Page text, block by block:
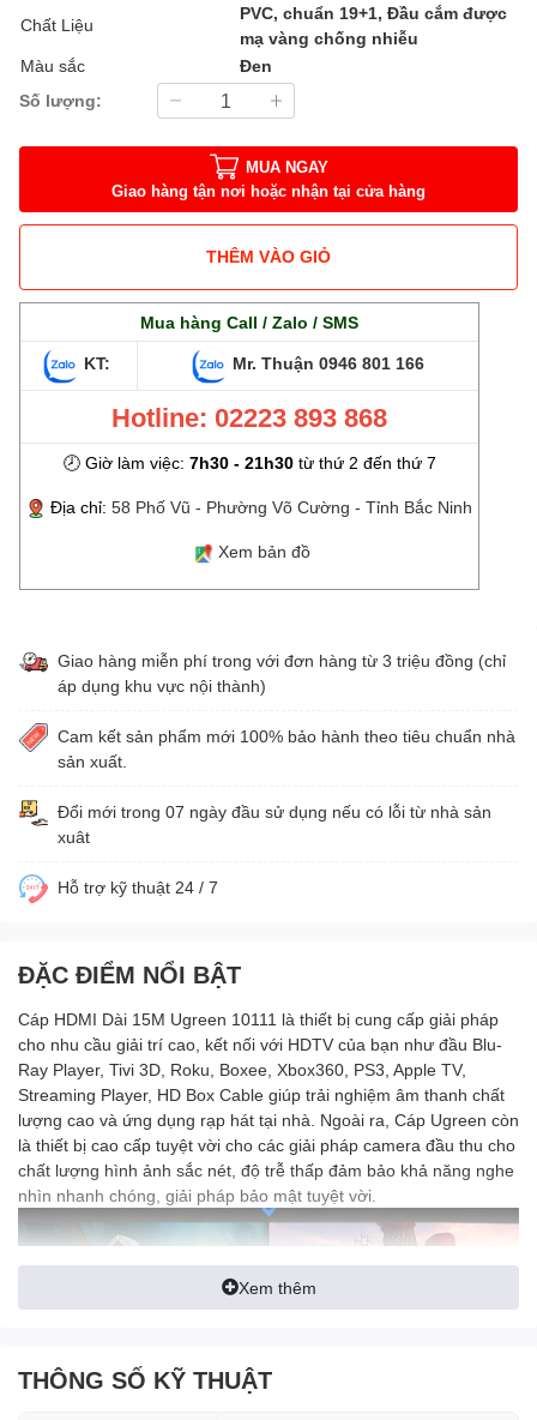
Chất Liệu
PVC, chuẩn 19+1, Đầu cắm được
mạ vàng chống nhiễu
Màu sắc
Đen
Số lượng:
MUA NGAY
Giao hàng tận nơi hoặc nhận tại cửa hàng
THÊM VÀO GIỎ
Mua hàng Call / Zalo / SMS
KT: Mr. Thuận 0946 801 166
Hotline: 02223 893 868
🕗 Giờ làm việc: 7h30 - 21h30từ thứ 2 đến thứ 7
Địa chỉ: 58 Phố Vũ - Phường Võ Cường - Tỉnh Bắc Ninh
Xem bản đồ
Giao hàng miễn phí trong với đơn hàng từ 3 triệu đồng (chỉ
áp dụng khu vực nội thành)
Cam kết sản phẩm mới 100% bảo hành theo tiêu chuẩn nhà
sản xuất.
Đổi mới trong 07 ngày đầu sử dụng nếu có lỗi từ nhà sản
xuât
Hỗ trợ kỹ thuật 24 / 7
ĐẶC ĐIỂM NỔI BẬT
Cáp HDMI Dài 15M Ugreen 10111 là thiết bị cung cấp giải pháp
cho nhu cầu giải trí cao, kết nối với HDTV của bạn như đầu Blu-
Ray Player, Tivi 3D, Roku, Boxee, Xbox360, PS3, Apple TV,
Streaming Player, HD Box Cable giúp trải nghiệm âm thanh chất
lượng cao và ứng dụng rạp hát tại nhà. Ngoài ra, Cáp Ugreen còn
là thiết bị cao cấp tuyệt vời cho các giải pháp camera đầu thu cho
chất lượng hình ảnh sắc nét, độ trễ thấp đảm bảo khả năng nghe
nhìn nhanh chóng, giải pháp bảo mật tuyệt vời.
Xem thêm
THÔNG SỐ KỸ THUẬT